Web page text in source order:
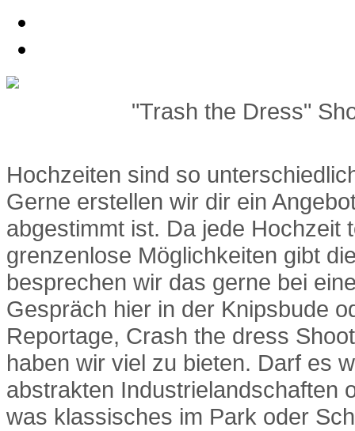
"Trash the Dress"
Hochzeiten sind so
Gerne erstellen wir dir ein
abgestimmt ist. Da jede Hochzeit
grenzenlose Möglichkeiten gibt
besprechen wir das gerne bei
Gespräch hier in der Knipsbude
Reportage, Crash the dress
haben wir viel zu bieten. Darf es
abstrakten Industrielandschaften
was klassisches im Park oder